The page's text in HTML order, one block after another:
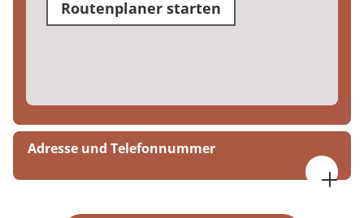
Routenplaner starten
Adresse und Telefonnummer